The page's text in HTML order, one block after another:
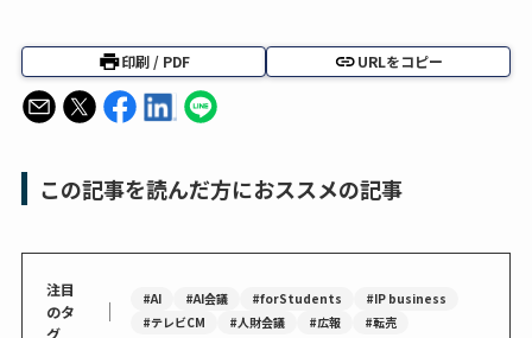
印刷 / PDF URLをコピー
この記事を読んだ方におススメの記事
注目
のタ
グ
｜ #AI #AI会議 #forStudents
#IP business
#テレビCM
#人財会議 #広報 #転売